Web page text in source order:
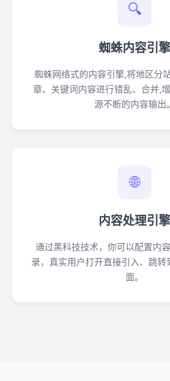
🔍
蜘蛛内容引擎
蜘蛛网络式的内容引擎,将地区分
章、关键词内容进行错乱、合并,
源不断的内容输出。
🌐
内容处理引擎
通过黑科技技术，你可以配置内
录，真实用户打开直接引入、跳转
面。